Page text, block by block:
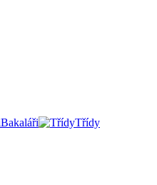
Bakaláři
Třídy